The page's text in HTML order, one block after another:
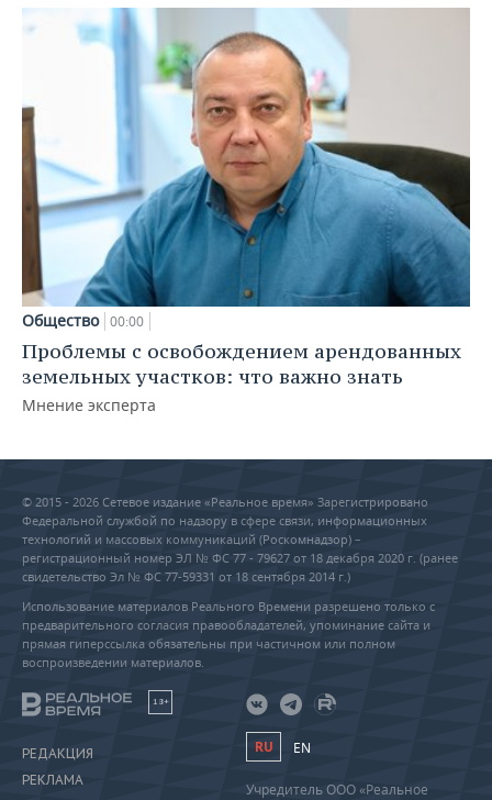
Общество 00:00
Проблемы с освобождением арендованных
земельных участков: что важно знать
Мнение эксперта
© 2015 - 2026 Сетевое издание «Реальное время» Зарегистрировано
Федеральной службой по надзору в сфере связи, информационных
технологий и массовых коммуникаций (Роскомнадзор) –
регистрационный номер ЭЛ № ФС 77 - 79627 от 18 декабря 2020 г. (ранее
свидетельство Эл № ФС 77-59331 от 18 сентября 2014 г.)
Использование материалов Реального Времени разрешено только с
предварительного согласия правообладателей, упоминание сайта и
прямая гиперссылка обязательны при частичном или полном
воспроизведении материалов.
18+
РЕДАКЦИЯ
РЕКЛАМА
RU EN
Учредитель ООО «Реальное